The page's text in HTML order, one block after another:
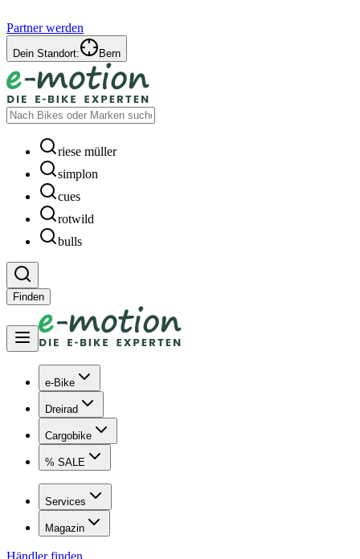
Partner werden
Dein Standort: Bern
riese müller
simplon
cues
rotwild
bulls
Finden
e-Bike
Dreirad
Cargobike
% SALE
Services
Magazin
Händler finden